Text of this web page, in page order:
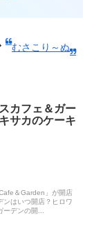
むさこり～ぬ
カフェ＆ガー
サカのケーキ
＆Garden」が開店
ンはいつ開店？ヒロワ
デンの開...